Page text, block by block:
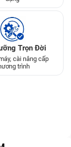
Trọn Đời
cài nâng cấp
trình